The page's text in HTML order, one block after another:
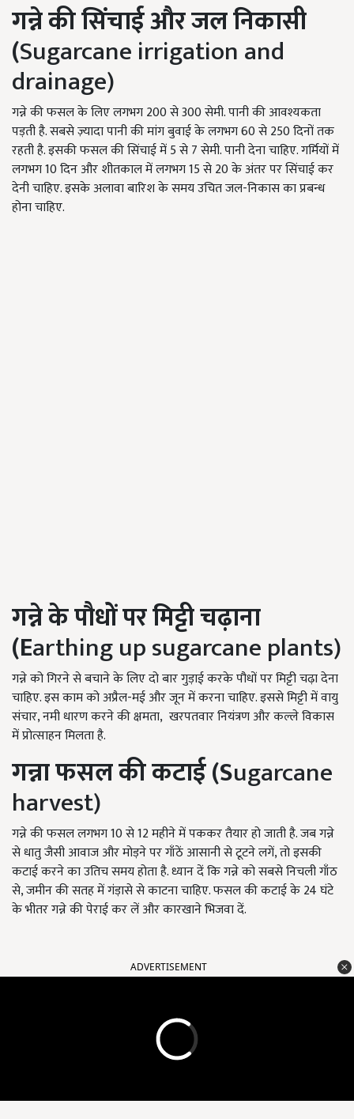
गन्ने की सिंचाई और जल निकासी
(Sugarcane irrigation and
drainage)
गन्ने की फसल के लिए लगभग 200 से 300 सेमी. पानी की आवश्यकता
पड़ती है. सबसे ज़्यादा पानी की मांग बुवाई के लगभग 60 से 250 दिनों तक
रहती है. इसकी फसल की सिंचाई में 5 से 7 सेमी. पानी देना चाहिए. गर्मियों में
लगभग 10 दिन और शीतकाल में लगभग 15 से 20 के अंतर पर सिंचाई कर
देनी चाहिए. इसके अलावा बारिश के समय उचित जल-निकास का प्रबन्ध
होना चाहिए.
गन्ने के पौधों पर मिट्टी चढ़ाना
(Earthing up sugarcane plants)
गन्ने को गिरने से बचाने के लिए दो बार गुड़ाई करके पौधों पर मिट्टी चढ़ा देना
चाहिए. इस काम को अप्रैल-मई और जून में करना चाहिए. इससे मिट्टी में वायु
संचार, नमी धारण करने की क्षमता, खरपतवार नियंत्रण और कल्ले विकास
में प्रोत्साहन मिलता है.
गन्ना फसल की कटाई (Sugarcane
harvest)
गन्ने की फसल लगभग 10 से 12 महीने में पककर तैयार हो जाती है. जब गन्ने
से धातु जैसी आवाज और मोड़ने पर गाँठें आसानी से टूटने लगें, तो इसकी
कटाई करने का उतिच समय होता है. ध्यान दें कि गन्ने को सबसे निचली गाँठ
से, जमीन की सतह में गंड़ासे से काटना चाहिए. फसल की कटाई के 24 घंटे
के भीतर गन्ने की पेराई कर लें और कारखाने भिजवा दें.
ADVERTISEMENT